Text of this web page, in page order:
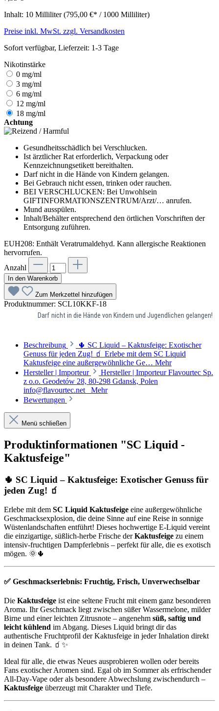
Inhalt: 10 Milliliter(795,00 €* / 1000 Milliliter)
Preise inkl. MwSt. zzgl. Versandkosten
Sofort verfügbar, Lieferzeit: 1-3 Tage
Nikotinstärke
0 mg/ml
3 mg/ml
6 mg/ml
12 mg/ml
18 mg/ml
Achtung
Gesundheitsschädlich bei Verschlucken.
Ist ärztlicher Rat erforderlich, Verpackung oder
Kennzeichnungsetikett bereithalten.
Darf nicht in die Hände von Kindern gelangen.
Bei Gebrauch nicht essen, trinken oder rauchen.
BEI VERSCHLUCKEN: Bei Unwohlsein
GIFTINFORMATIONSZENTRUM/Arzt/… anrufen.
Mund ausspülen.
Inhalt/Behälter entsprechend den örtlichen Vorschriften der
Entsorgung zuführen.
EUH208: Enthält Veratrumaldehyd. Kann allergische Reaktionen
hervorrufen.
Anzahl
In den Warenkorb
Zum Merkzettel hinzufügen
Produktnummer: SCL10KKF-18
Darf nicht in die Hände von Kindern und Jugendlichen gelangen!
Beschreibung
🌵 SC Liquid – Kaktusfeige: Exotischer
Genuss für jeden Zug! 🧃 Erlebe mit dem SC Liquid
Kaktusfeige eine außergewöhnliche Ge… Mehr
Hersteller | Importeur
Hersteller | Importeur Flavourtec Sp.
z o.o. Geodetów 28, 80-298 Gdansk, Polen
info@flavourtec.net Mehr
Bewertungen
Menü schließen
Produktinformationen "SC Liquid -
Kaktusfeige"
🌵 SC Liquid – Kaktusfeige: Exotischer Genuss für
jeden Zug! 🧃
Erlebe mit dem SC Liquid Kaktusfeige eine außergewöhnliche
Geschmacksexplosion, die deine Sinne auf eine Reise in sonnige
Wüstenlandschaften entführt! Dieses hochwertige E-Liquid vereint
die einzigartige, süßlich-herbe Frische derKaktusfeige zu einem
intensiv-fruchtigen Dampferlebnis – perfekt für alle, die es exotisch
mögen. 🌞🌵
✅ Geschmackserlebnis: Fruchtig, Frisch, Unverwechselbar
Die Kaktusfeige ist eine seltene Frucht mit einem ganz besonderen
Aroma. Ihr Geschmack liegt zwischen süßer Wassermelone, milder
Birne und einer leichten Zitrusnote – angenehm süß, saftig und
leicht kühlend im Abgang. Dieses Liquid bringt dir das
authentische Fruchtprofil der Kaktusfeige in jeder Inhalation direkt
in deinen Tank. 🧃✨
Ideal für alle, die etwas Neues ausprobieren wollen oder bereits
Fans exotischer Aromen sind. Egal ob im Sommer als erfrischender
All-Day-Vape oder als besondere Abwechslung zwischendurch –
Kaktusfeige überzeugt mit Charakter und Tiefe.